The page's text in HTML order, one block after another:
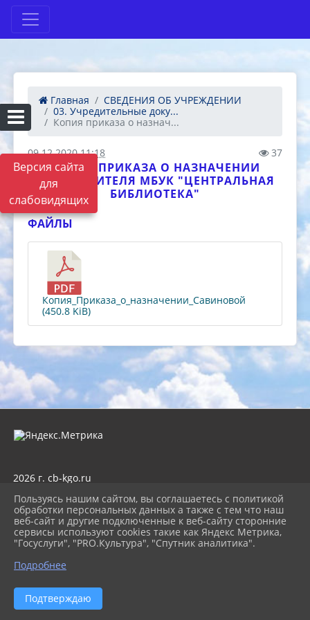
Версия сайта
для
слабовидящих
Главная
СВЕДЕНИЯ ОБ УЧРЕЖДЕНИИ
03. Учредительные доку...
Копия приказа о назнач...
09.12.2020 11:18 37
КОПИЯ ПРИКАЗА О НАЗНАЧЕНИИ
РУКОВОДИТЕЛЯ МБУК "ЦЕНТРАЛЬНАЯ
БИБЛИОТЕКА"
ФАЙЛЫ
Копия_Приказа_о_назначении_Савиновой
(450.8 KiB)
2026 г. cb-kgo.ru
Карта сайта
Политика обработки персональных данных
Сделано на KubCMS
Разработка и поддержка
Пользуясь нашим сайтом, вы соглашаетесь с политикой
обработки персональных данных а также с тем что наш
веб-сайт и другие подключенные к веб-сайту сторонние
сервисы используют cookies такие как Яндекс Метрика,
"Госуслуги", "PRO.Культура", "Спутник аналитика".
Подробнее
Подтверждаю